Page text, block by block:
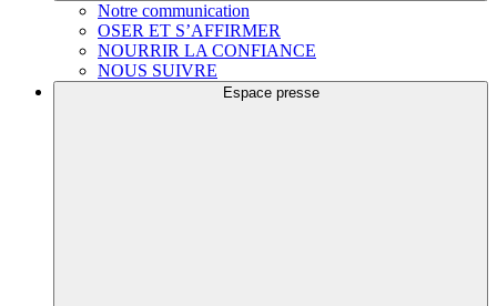
Notre communication
OSER ET S’AFFIRMER
NOURRIR LA CONFIANCE
NOUS SUIVRE
Espace presse